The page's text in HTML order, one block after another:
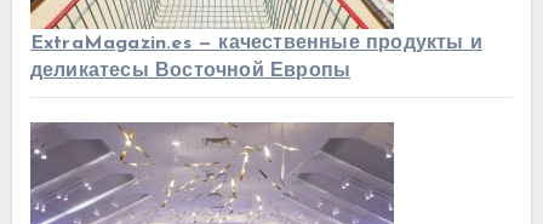
ExtraMagazin.es — качественные продукты и
деликатесы Восточной Европы